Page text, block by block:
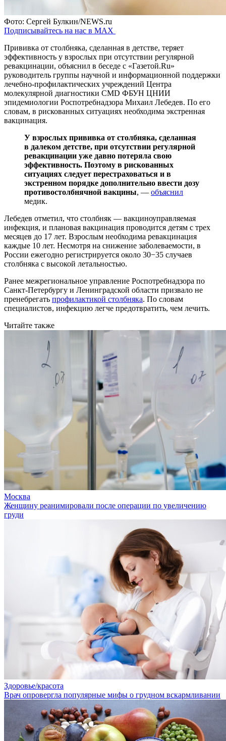
Фото: Сергей Булкин/NEWS.ru
Подписывайтесь на нас в MAX
Прививка от столбняка, сделанная в детстве, теряет
эффективность у взрослых при отсутствии регулярной
ревакцинации, объяснил в беседе с «Газетой.Ru»
руководитель группы научной и информационной поддержки
лечебно-профилактических учреждений Центра
молекулярной диагностики CMD ФБУН ЦНИИ
эпидемиологии Роспотребнадзора Михаил Лебедев. По его
словам, в рискованных ситуациях необходима экстренная
вакцинация.
У взрослых прививка от столбняка, сделанная
в далеком детстве, при отсутствии регулярной
ревакцинации уже давно потеряла свою
эффективность. Поэтому в рискованных
ситуациях следует перестраховаться и в
экстренном порядке дополнительно ввести дозу
противостолбнячной вакцины, — объяснил
медик.
Лебедев отметил, что столбняк — вакциноуправляемая
инфекция, и плановая вакцинация проводится детям с трех
месяцев до 17 лет. Взрослым необходима ревакцинация
каждые 10 лет. Несмотря на снижение заболеваемости, в
России ежегодно регистрируется около 30−35 случаев
столбняка с высокой летальностью.
Ранее межрегиональное управление Роспотребнадзора по
Санкт-Петербургу и Ленинградской области призвало не
пренебрегать профилактикой столбняка. По словам
специалистов, инфекцию легче предотвратить, чем лечить.
Читайте также
Москва
Женщину реанимировали после операции по увеличению
груди
Здоровье/красота
Врач опровергла популярные мифы о грудном вскармливании